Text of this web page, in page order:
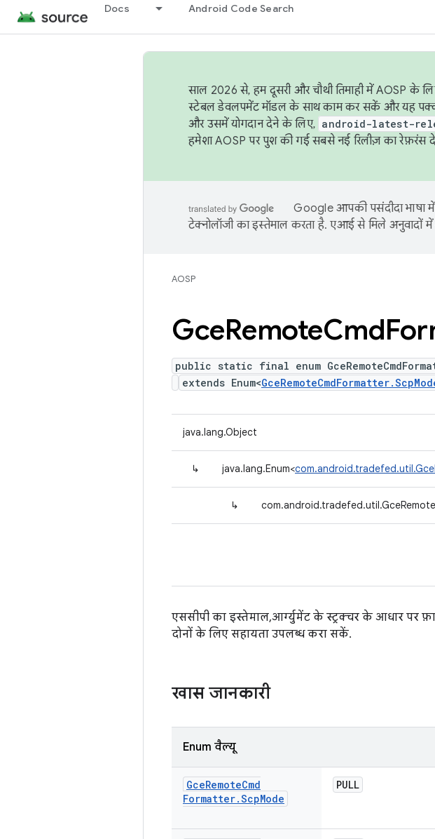
Docs Android Code Search
साल 2026 से, हम दूसरी और चौथी तिमाही में AOSP के
स्टेबल डेवलपमेंट मॉडल के साथ काम कर सकें और यह पक्का
और उसमें योगदान देने के लिए, android-latest-
हमेशा AOSP पर पुश की गई सबसे नई रिलीज़ का रेफ़रंस
Google आपकी पसंदीदा भाषा
टेक्नोलॉजी का इस्तेमाल करता है. एआई से मिले अनुवादों में
AOSP
GceRemoteCmd
public static final enum
extends Enum<
java.lang.Object
↳ java.lang.Enum<
↳
एससीपी का इस्तेमाल, आर्ग्युमेंट के स्ट्रक्चर के आधार
दोनों के लिए सहायता उपलब्ध करा सकें.
खास जानकारी
Enum वैल्यू
GceRemoteCmd
Formatter.ScpMode
PULL